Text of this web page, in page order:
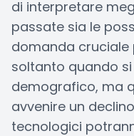
di interpretare
passate sia le
domanda cruciale
soltanto quando
demografico, ma
avvenire un
tecnologici